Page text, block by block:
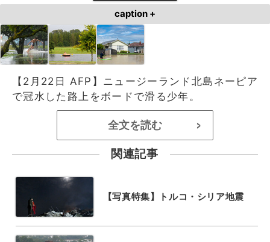
caption +
【2月22日 AFP】ニュージーランド北島ネーピア
で冠水した路上をボードで滑る少年。
全文を読む >
関連記事
【写真特集】トルコ・シリア地震